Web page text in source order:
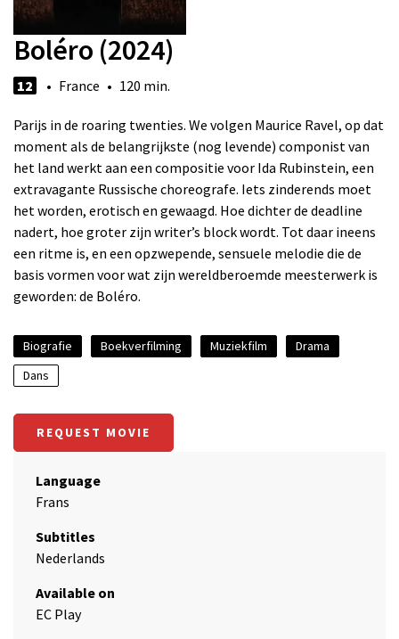
Boléro (2024)
12 • France • 120 min.
Parijs in de roaring twenties. We volgen Maurice Ravel, op dat
moment als de belangrijkste (nog levende) componist van
het land werkt aan een compositie voor Ida Rubinstein, een
extravagante Russische choreografe. Iets zinderends moet
het worden, erotisch en gewaagd. Hoe dichter de deadline
nadert, hoe groter zijn writer’s block wordt. Tot daar ineens
een ritme is, en een opzwepende, sensuele melodie die de
basis vormen voor wat zijn wereldberoemde meesterwerk is
geworden: de Boléro.
Biografie Boekverfilming Muziekfilm
Drama
Dans
REQUEST MOVIE
Language
Frans
Subtitles
Nederlands
Available on
EC Play